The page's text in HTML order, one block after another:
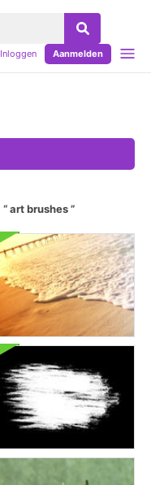
Inloggen Aanmelden
art brushes